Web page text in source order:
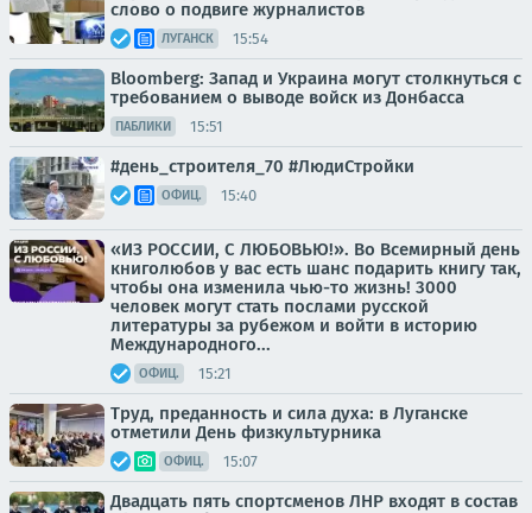
слово о подвиге журналистов
ЛУГАНСК 15:54
Bloomberg: Запад и Украина могут столкнуться с
требованием о выводе войск из Донбасса
ПАБЛИКИ 15:51
#день_строителя_70 #ЛюдиСтройки
ОФИЦ. 15:40
«ИЗ РОССИИ, С ЛЮБОВЬЮ!». Во Всемирный день
книголюбов у вас есть шанс подарить книгу так,
чтобы она изменила чью-то жизнь! 3000
человек могут стать послами русской
литературы за рубежом и войти в историю
Международного...
ОФИЦ. 15:21
Труд, преданность и сила духа: в Луганске
отметили День физкультурника
ОФИЦ. 15:07
Двадцать пять спортсменов ЛНР входят в состав